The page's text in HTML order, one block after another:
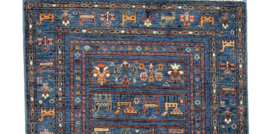
1.370,00€ + HINZUFÜGEN